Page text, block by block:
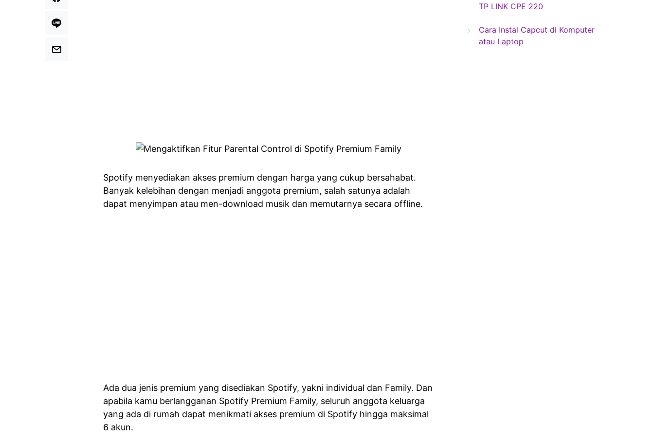
Spotify menyediakan akses premium dengan harga yang cukup bersahabat.
Banyak kelebihan dengan menjadi anggota premium, salah satunya adalah
dapat menyimpan atau men-download musik dan memutarnya secara offline.
Ada dua jenis premium yang disediakan Spotify, yakni individual dan Family. Dan
apabila kamu berlangganan Spotify Premium Family, seluruh anggota keluarga
yang ada di rumah dapat menikmati akses premium di Spotify hingga maksimal
6 akun.
TP LINK CPE 220
Cara Instal Capcut di Komputer
atau Laptop